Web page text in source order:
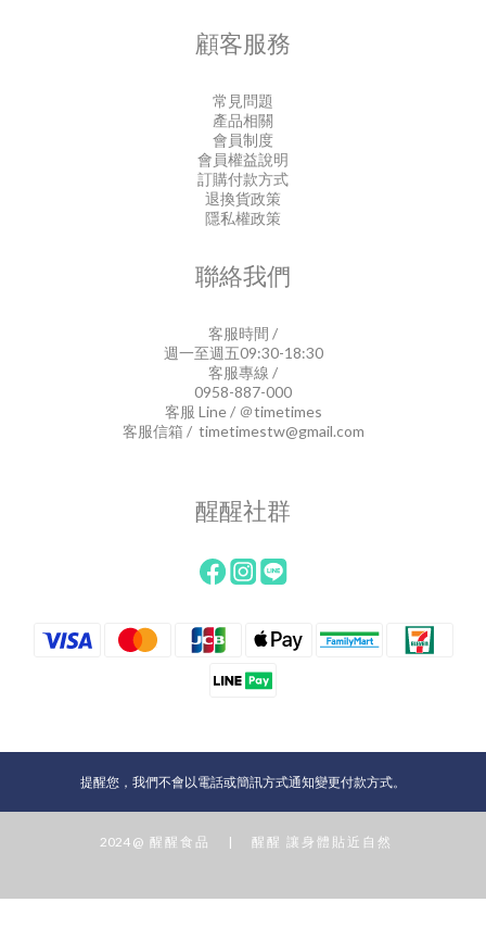
顧客服務
常見問題
產品相關
會員制度
會員權益說明
訂購付款方式
退換貨政策
隱私權政策
聯絡我們
客服時間 /
週一至週五09:30-18:30
客服專線 /
0958-887-000
客服 Line / ＠timetimes
客服信箱 / timetimestw@gmail.com
醒醒社群
提醒您，我們不會以電話或簡訊方式通知變更付款方式。
2024 @ 醒 醒 食 品 | 醒 醒 讓 身 體 貼 近 自 然